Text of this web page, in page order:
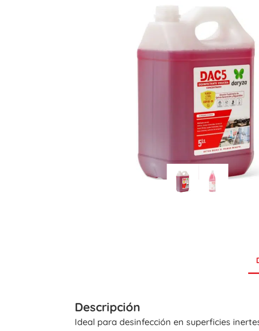
Descripción
Ideal para desinfección en superficies